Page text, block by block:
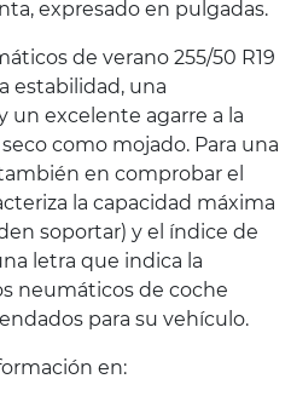
expresado en pulgadas.
de verano 255/50 R19
estabilidad, una
excelente agarre a la
como mojado. Para una
en comprobar el
la capacidad máxima
soportar) y el índice de
letra que indica la
neumáticos de coche
para su vehículo.
en: